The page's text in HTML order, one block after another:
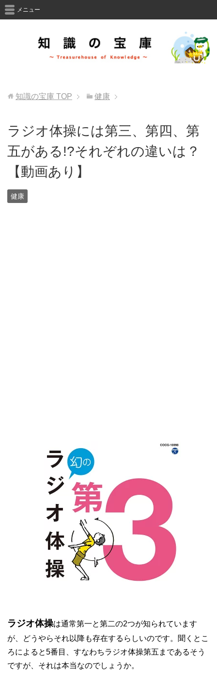
メニュー
知識の宝庫 TOP 健康
ラジオ体操には第三、第四、第
五がある!?それぞれの違いは？
【動画あり】
健康
ラジオ体操は通常第一と第二の2つが知られています
が、どうやらそれ以降も存在するらしいのです。聞くとこ
ろによると5番目、すなわちラジオ体操第五まであるそう
ですが、それは本当なのでしょうか。